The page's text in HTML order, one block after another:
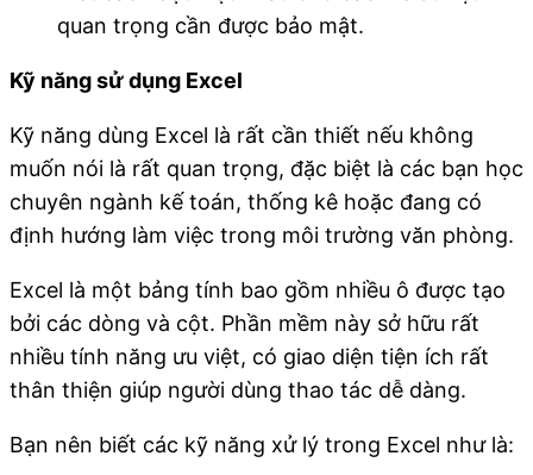
quan trọng cần được bảo mật.
Kỹ năng sử dụng Excel
Kỹ năng dùng Excel là rất cần thiết nếu không
muốn nói là rất quan trọng, đặc biệt là các bạn học
chuyên ngành kế toán, thống kê hoặc đang có
định hướng làm việc trong môi trường văn phòng.
Excel là một bảng tính bao gồm nhiều ô được tạo
bởi các dòng và cột. Phần mềm này sở hữu rất
nhiều tính năng ưu việt, có giao diện tiện ích rất
thân thiện giúp người dùng thao tác dễ dàng.
Bạn nên biết các kỹ năng xử lý trong Excel như là: